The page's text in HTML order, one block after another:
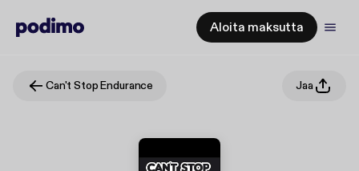
Aloita maksutta
Can't Stop Endurance Jaa